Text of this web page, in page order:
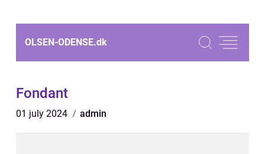
OLSEN-ODENSE.dk
Fondant
01 july 2024 admin